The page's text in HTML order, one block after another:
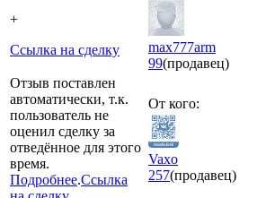
+
Ссылка на сделку
max777arm
99(продавец)
Отзыв поставлен
автоматически, т.к.
пользователь не
оценил сделку за
отведённое для этого
время.
Подробнее.Ссылка
От кого:
Vaxo
257(продавец)